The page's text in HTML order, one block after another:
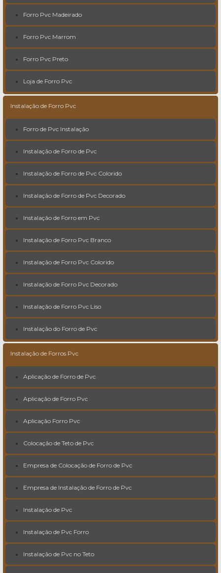
Forro Pvc Madeirado
Forro Pvc Marrom
Forro Pvc Preto
Loja de Forro Pvc
Instalação de Forro Pvc
Forro de Pvc Instalação
Instalação de Forro de Pvc
Instalação de Forro de Pvc Colorido
Instalação de Forro de Pvc Decorado
Instalação de Forro em Pvc
Instalação de Forro Pvc Branco
Instalação de Forro Pvc Colorido
Instalação de Forro Pvc Decorado
Instalação de Forro Pvc Liso
Instalação do Forro de Pvc
Instalação de Forros Pvc
Aplicação de Forro de Pvc
Aplicação de Forro Pvc
Aplicação Forro Pvc
Colocação de Teto de Pvc
Empresa de Colocação de Forro de Pvc
Empresa de Instalação de Forro de Pvc
Instalação de Pvc
Instalação de Pvc Forro
Instalação de Pvc no Teto